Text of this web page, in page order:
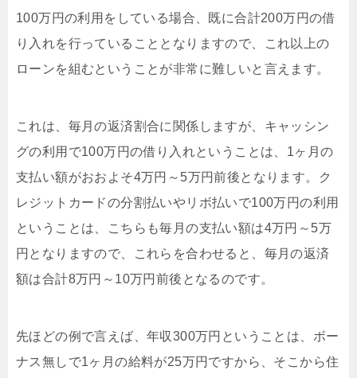
100万円の利用をしている場合、既に合計200万円の借
り入れを行っていることとなりますので、これ以上の
ローンを組むということが非常に難しいと言えます。
これは、毎月の返済割合に関係しますが、キャッシン
グの利用で100万円の借り入れということは、1ヶ月の
支払い額がおおよそ4万円～5万円前後となります。ク
レジットカードの分割払いやリボ払いで100万円の利用
ということは、こちらも毎月の支払い額は4万円～5万
円となりますので、これらを合わせると、毎月の返済
額は合計8万円～10万円前後となるのです。
先ほどの例で言えば、年収300万円ということは、ボー
ナス無しで1ヶ月の給料が25万円ですから、そこから住